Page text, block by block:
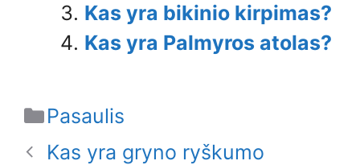
Kas yra bikinio kirpimas?
Kas yra Palmyros atolas?
Categories
Pasaulis
Kas yra gryno ryškumo